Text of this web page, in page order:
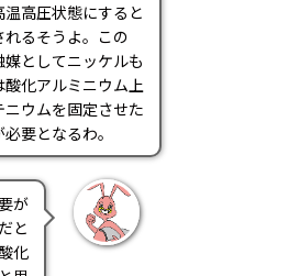
温高圧状態にすると
れるそうよ。この
媒としてニッケルも
酸化アルミニウム上
ニウムを固定させた
要となるわ。
が
と
化